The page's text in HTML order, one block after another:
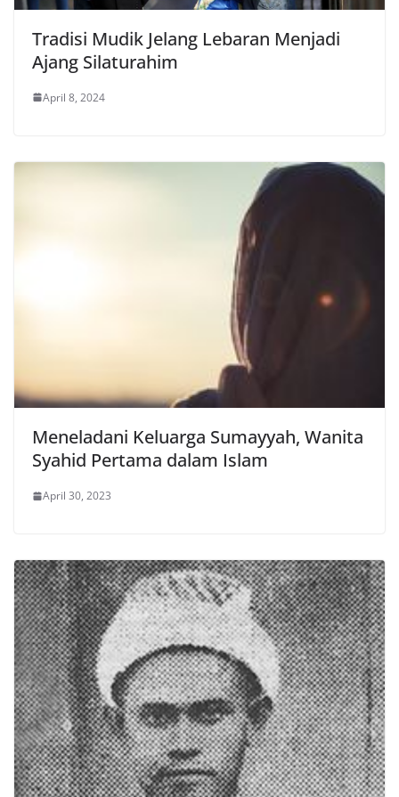
Tradisi Mudik Jelang Lebaran Menjadi
Ajang Silaturahim
April 8, 2024
Meneladani Keluarga Sumayyah, Wanita
Syahid Pertama dalam Islam
April 30, 2023